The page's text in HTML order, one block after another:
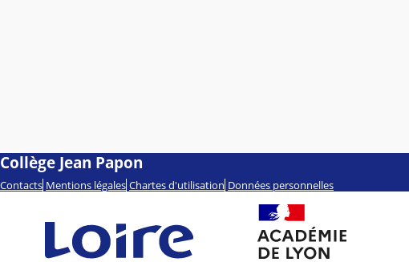
Collège Jean Papon
Contacts Mentions légales Chartes d'utilisation Données personnelles